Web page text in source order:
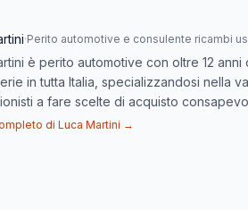
·Perito automotive e consulente ricambi
è perito automotive con oltre 12
in tutta Italia, specializzandosi nella
a fare scelte di acquisto
di Luca Martini →